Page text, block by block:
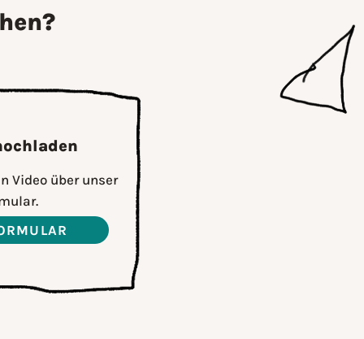
Video über unser